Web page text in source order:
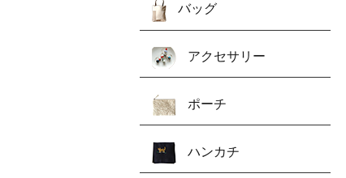
バッグ
アクセサリー
ポーチ
ハンカチ